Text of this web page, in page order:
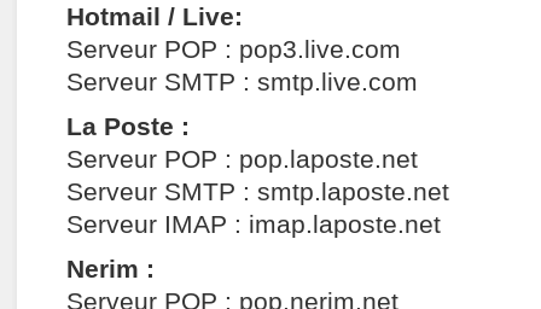
Hotmail / Live:
Serveur POP : pop3.live.com
Serveur SMTP : smtp.live.com
La Poste :
Serveur POP : pop.laposte.net
Serveur SMTP : smtp.laposte.net
Serveur IMAP : imap.laposte.net
Nerim :
Serveur POP : pop.nerim.net